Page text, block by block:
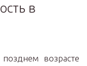
в
возрасте